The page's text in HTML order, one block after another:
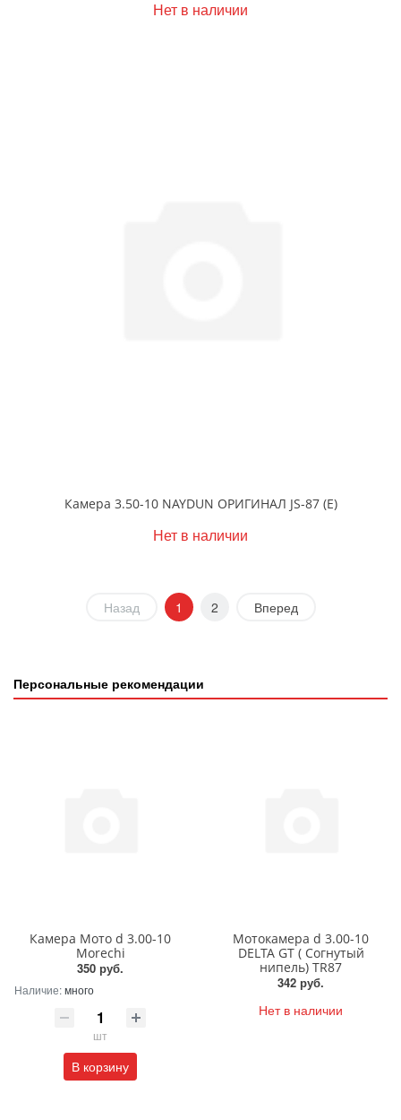
Нет в наличии
Камера 3.50-10 NAYDUN ОРИГИНАЛ JS-87 (Е)
Нет в наличии
Назад 1 2 Вперед
Персональные рекомендации
Камера Мото d 3.00-10
Morechi
350 руб.
Наличие:много
шт
В корзину
Мотокамера d 3.00-10
DELTA GT ( Согнутый
нипель) TR87
342 руб.
Нет в наличии